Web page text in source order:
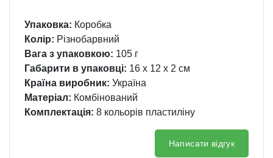
Упаковка: Коробка
Колір: Різнобарвний
Вага з упаковкою: 105 г
Габарити в упаковці: 16 x 12 x 2 см
Країна виробник: Україна
Матеріал: Комбінований
Комплектація: 8 кольорів пластиліну
Написати відгук